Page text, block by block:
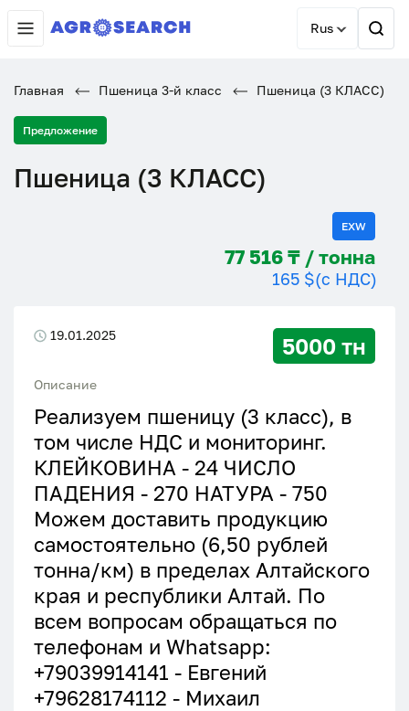
Rus
Главная Пшеница 3-й класс Пшеница (3 КЛАСС)
Предложение
Пшеница (3 КЛАСС)
EXW
77 516 ₸ / тонна
165 $(с НДС)
19.01.2025 5000 тн
Описание
Реализуем пшеницу (3 класс), в
том числе НДС и мониторинг.
КЛЕЙКОВИНА - 24 ЧИСЛО
ПАДЕНИЯ - 270 НАТУРА - 750
Можем доставить продукцию
самостоятельно (6,50 рублей
тонна/км) в пределах Алтайского
края и республики Алтай. По
всем вопросам обращаться по
телефонам и Whatsapp:
+79039914141 - Евгений
+79628174112 - Михаил